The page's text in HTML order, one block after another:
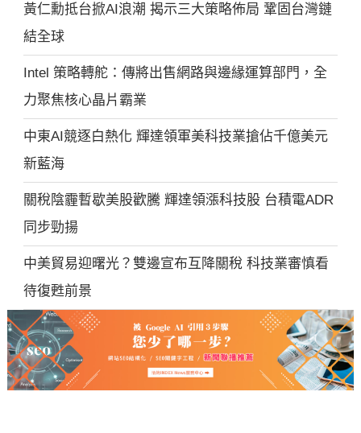
黃仁勳抵台掀AI浪潮 揭示三大策略佈局 鞏固台灣鏈
結全球
Intel 策略轉舵：傳將出售網路與邊緣運算部門，全
力聚焦核心晶片霸業
中東AI競逐白熱化 輝達領軍美科技業搶佔千億美元
新藍海
關稅陰霾暫歇美股歡騰 輝達領漲科技股 台積電ADR
同步勁揚
中美貿易迎曙光？雙邊宣布互降關稅 科技業審慎看
待復甦前景